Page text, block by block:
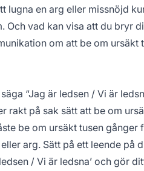
lugna en arg eller missnöjd
Och vad kan visa att du bryr
om att be om
“Jag är ledsen / Vi är
rakt på sak sätt att be om
be om ursäkt tusen
arg. Sätt på ett leende på
/ Vi är ledsna’ och gör